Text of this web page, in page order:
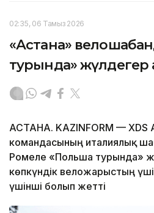
02:35, 06 Тамыз 2026
«Астана»
турында» жүлдегер
АСТАНА. KAZINFORM — XDS
командасының италиялық
Ромеле «Польша турында»
көпкүндік веложарыстың
үшінші болып жетті